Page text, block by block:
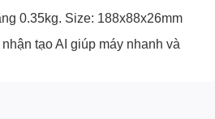
0.35kg. Size: 188x88x26mm
tạo AI giúp máy nhanh và